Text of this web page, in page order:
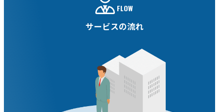
FLOW
サービスの流れ